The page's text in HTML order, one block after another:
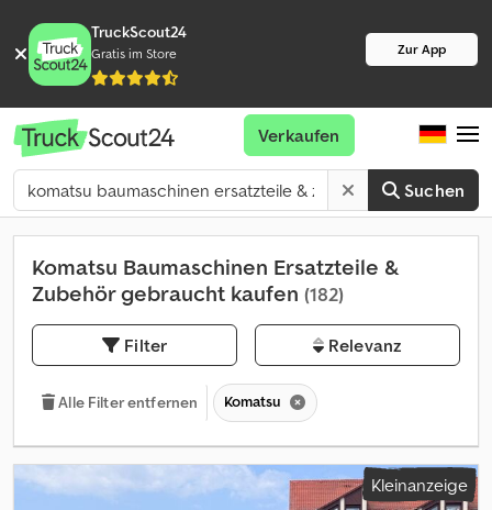
TruckScout24
Gratis im Store Zur App
Suchen
Verkaufen
Komatsu Baumaschinen Ersatzteile &
Zubehör gebraucht kaufen (182)
Filter Relevanz
Alle Filter entfernen Komatsu
Kleinanzeige